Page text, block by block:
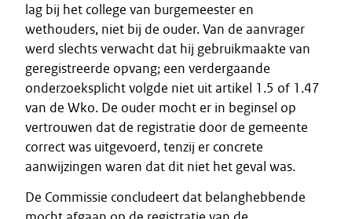
lag bij het college van burgemeester en
wethouders, niet bij de ouder. Van de aanvrager
werd slechts verwacht dat hij gebruikmaakte van
geregistreerde opvang; een verdergaande
onderzoeksplicht volgde niet uit artikel 1.5 of 1.47
van de Wko. De ouder mocht er in beginsel op
vertrouwen dat de registratie door de gemeente
correct was uitgevoerd, tenzij er concrete
aanwijzingen waren dat dit niet het geval was.
De Commissie concludeert dat belanghebbende